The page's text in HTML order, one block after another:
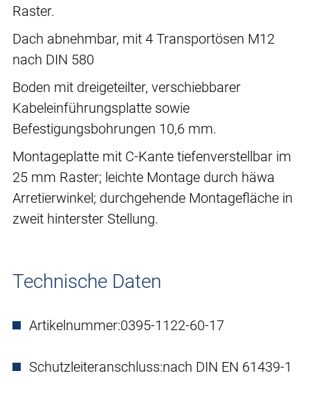
Raster.
Dach abnehmbar, mit 4 Transportösen M12
nach DIN 580
Boden mit dreigeteilter, verschiebbarer
Kabeleinführungsplatte sowie
Befestigungsbohrungen 10,6 mm.
Montageplatte mit C-Kante tiefenverstellbar im
25 mm Raster; leichte Montage durch häwa
Arretierwinkel; durchgehende Montagefläche in
zweit hinterster Stellung.
Technische Daten
Artikelnummer:0395-1122-60-17
Schutzleiteranschluss:nach DIN EN 61439-1